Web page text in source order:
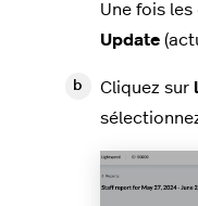
Une fois
Update
Cliquez sur